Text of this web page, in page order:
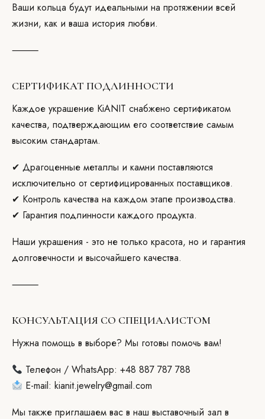
Ваши кольца будут идеальными на протяжении всей
жизни, как и ваша история любви.
⸻
СЕРТИФИКАТ ПОДЛИННОСТИ
Каждое украшение KiANIT снабжено сертификатом
качества, подтверждающим его соответствие самым
высоким стандартам.
✔ Драгоценные металлы и камни поставляются
исключительно от сертифицированных поставщиков.
✔ Контроль качества на каждом этапе производства.
✔ Гарантия подлинности каждого продукта.
Наши украшения - это не только красота, но и гарантия
долговечности и высочайшего качества.
⸻
КОНСУЛЬТАЦИЯ СО СПЕЦИАЛИСТОМ
Нужна помощь в выборе? Мы готовы помочь вам!
Teлефон / WhatsApp: +48 887 787 788
E-mail: kianit.jewelry@gmail.com
Мы также приглашаем вас в наш выставочный зал в